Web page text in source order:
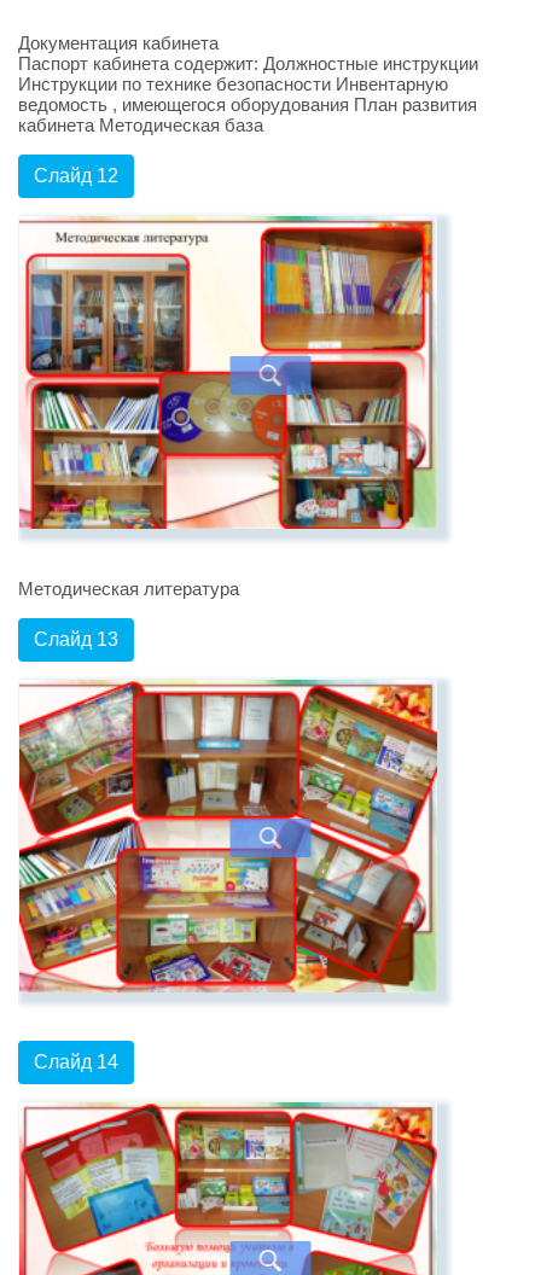
Документация кабинета
Паспорт кабинета содержит: Должностные инструкции
Инструкции по технике безопасности Инвентарную
ведомость , имеющегося оборудования План развития
кабинета Методическая база
Слайд 12
Методическая литература
Слайд 13
Слайд 14